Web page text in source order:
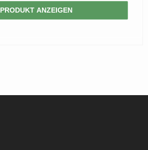
PRODUKT ANZEIGEN